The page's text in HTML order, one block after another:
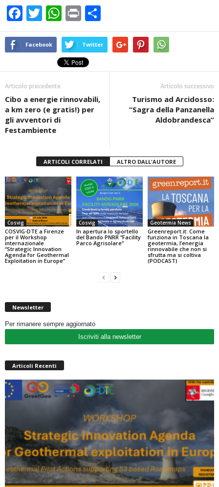
F
a
c
b
o
o
k
T
wi
tt
W
h
at
s
A
p
Pr
in
t
o
n
vi
Facebook Twitter
Articolo precedente
Cibo a energie rinnovabili,
a km zero (e gratis!) per
gli avventori di
Festambiente
Articolo successivo
Turismo ad Arcidosso:
“Sagra della Panzanella
Aldobrandesca”
ARTICOLI CORRELATI ALTRO DALL'AUTORE
Cosvig
COSVIG-DTE a Firenze
per il Workshop
internazionale
“Strategic Innovation
Agenda for Geothermal
Exploitation in Europe”
Cosvig
In apertura lo sportello
del Bando PNRR “Facility
Parco Agrisolare”
Geotermia News
Greenreport.it: Come
funziona in Toscana la
geotermia, l’energia
rinnovabile che non si
sfrutta ma si coltiva
(PODCAST)
Newsletter
Per rimanere sempre aggiornato
Iscriviti alla newsletter
Articoli Recenti